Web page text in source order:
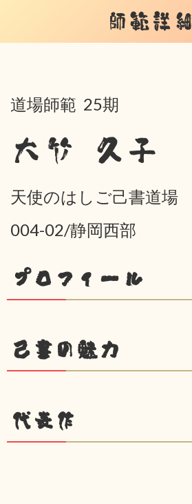
師範詳細
道場師範 25期
大竹 久子
天使のはしご己書道場
004-02/静岡西部
プロフィール
己書の魅力
代表作